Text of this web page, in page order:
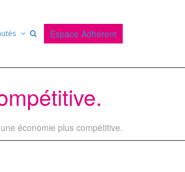
Espace Adhérent
économie plus compétitive.